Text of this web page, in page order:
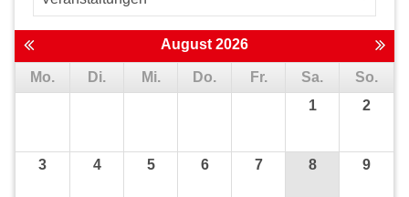
August 2026
Mo. Di. Mi. Do. Fr. Sa.
So.
1
2
3 4 5 6 7 8 9